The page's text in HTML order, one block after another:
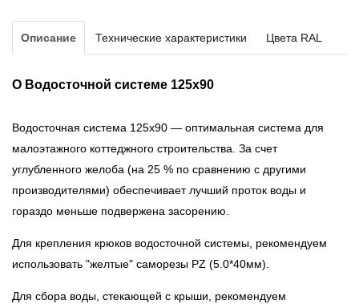
Описание Технические характеристики Цвета RAL
О Водосточной системе 125х90
Водосточная система 125х90 — оптимальная система для
малоэтажного коттеджного строительства. За счет
углубленного желоба (на 25 % по сравнению с другими
производителями) обеспечивает лучший проток воды и
гораздо меньше подвержена засорению.
Для крепления крюков водосточной системы, рекомендуем
использовать "желтые" саморезы PZ (5.0*40мм).
Для сбора воды, стекающей с крыши, рекомендуем